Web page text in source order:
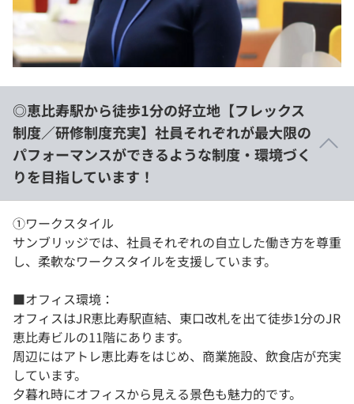
◎恵比寿駅から徒歩1分の好立地【フレックス
制度／研修制度充実】社員それぞれが最大限の
パフォーマンスができるような制度・環境づく
りを目指しています！
①ワークスタイル
​サンブリッジでは、社員それぞれの自立した働き方を尊重
し、柔軟なワークスタイルを支援しています。
​■オフィス環境：
オフィスはJR恵比寿駅直結、東口改札を出て徒歩1分のJR
恵比寿ビルの11階にあります。
周辺にはアトレ恵比寿をはじめ、商業施設、飲食店が充実
しています。
夕暮れ時にオフィスから見える景色も魅力的です。